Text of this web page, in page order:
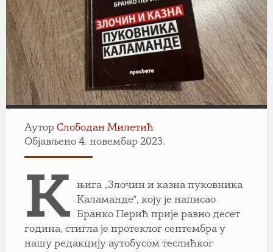
Аутор Слободан Милетић
Објављено 4. новембар 2023.
К
њига „Злочин и казна пуковника
Каламанде“, коју је написао
Бранко Перић прије равно десет
година, стигла је протеклог септембра у
нашу редакцију аутобусом теслићког